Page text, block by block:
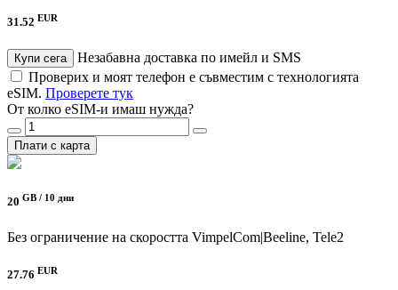
31.52 EUR
Купи сега
Незабавна доставка по имейл и SMS
Проверих и моят телефон е съвместим с технологията
eSIM. Проверете тук
От колко eSIM-и имаш нужда?
Плати с карта
20 GB / 10 дни
Без ограничение на скоростта VimpelCom|Beeline, Tele2
27.76 EUR